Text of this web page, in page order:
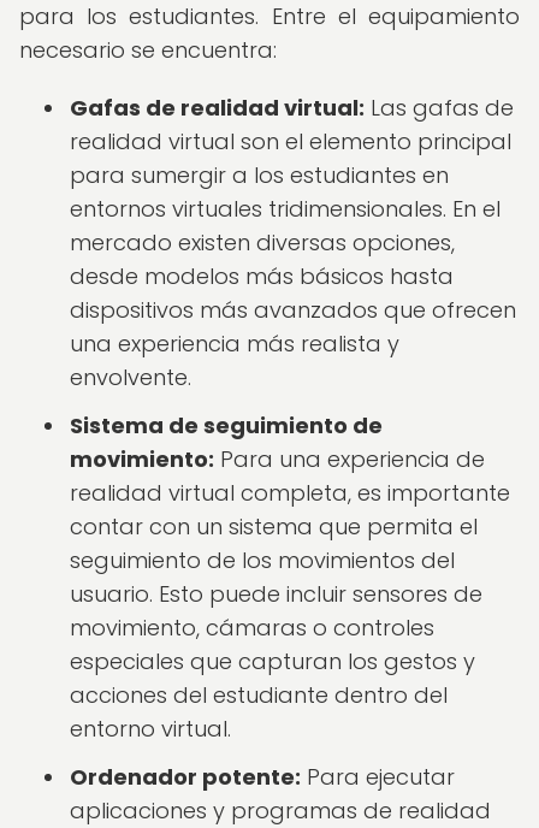
para los estudiantes. Entre el equipamiento
necesario se encuentra:
Gafas de realidad virtual: Las gafas de
realidad virtual son el elemento principal
para sumergir a los estudiantes en
entornos virtuales tridimensionales. En el
mercado existen diversas opciones,
desde modelos más básicos hasta
dispositivos más avanzados que ofrecen
una experiencia más realista y
envolvente.
Sistema de seguimiento de
movimiento: Para una experiencia de
realidad virtual completa, es importante
contar con un sistema que permita el
seguimiento de los movimientos del
usuario. Esto puede incluir sensores de
movimiento, cámaras o controles
especiales que capturan los gestos y
acciones del estudiante dentro del
entorno virtual.
Ordenador potente: Para ejecutar
aplicaciones y programas de realidad